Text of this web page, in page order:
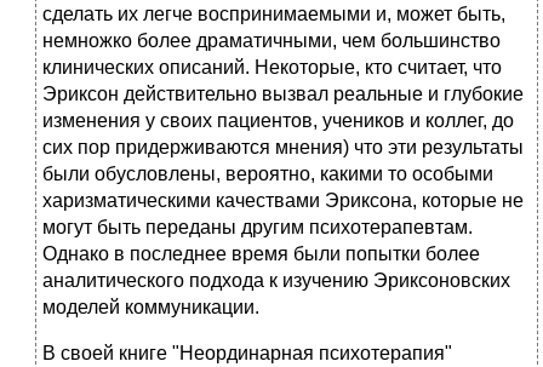
сделать их легче воспринимаемыми и, может быть,
немножко более драматичными, чем большинство
клинических описаний. Некоторые, кто считает, что
Эриксон действительно вызвал реальные и глубокие
изменения у своих пациентов, учеников и коллег, до
сих пор придерживаются мнения) что эти результаты
были обусловлены, вероятно, какими то особыми
харизматическими качествами Эриксона, которые не
могут быть переданы другим психотерапевтам.
Однако в последнее время были попытки более
аналитического подхода к изучению Эриксоновских
моделей коммуникации.
В своей книге "Неординарная психотерапия"